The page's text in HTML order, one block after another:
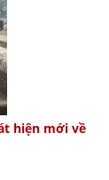
hiện mới về